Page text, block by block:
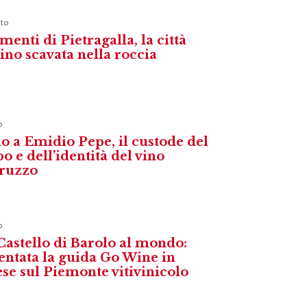
di Pietragalla, la città
scavata nella roccia
a Emidio Pepe, il custode del
e dell’identità del vino
di Barolo al mondo:
la guida Go Wine in
sul Piemonte vitivinicolo